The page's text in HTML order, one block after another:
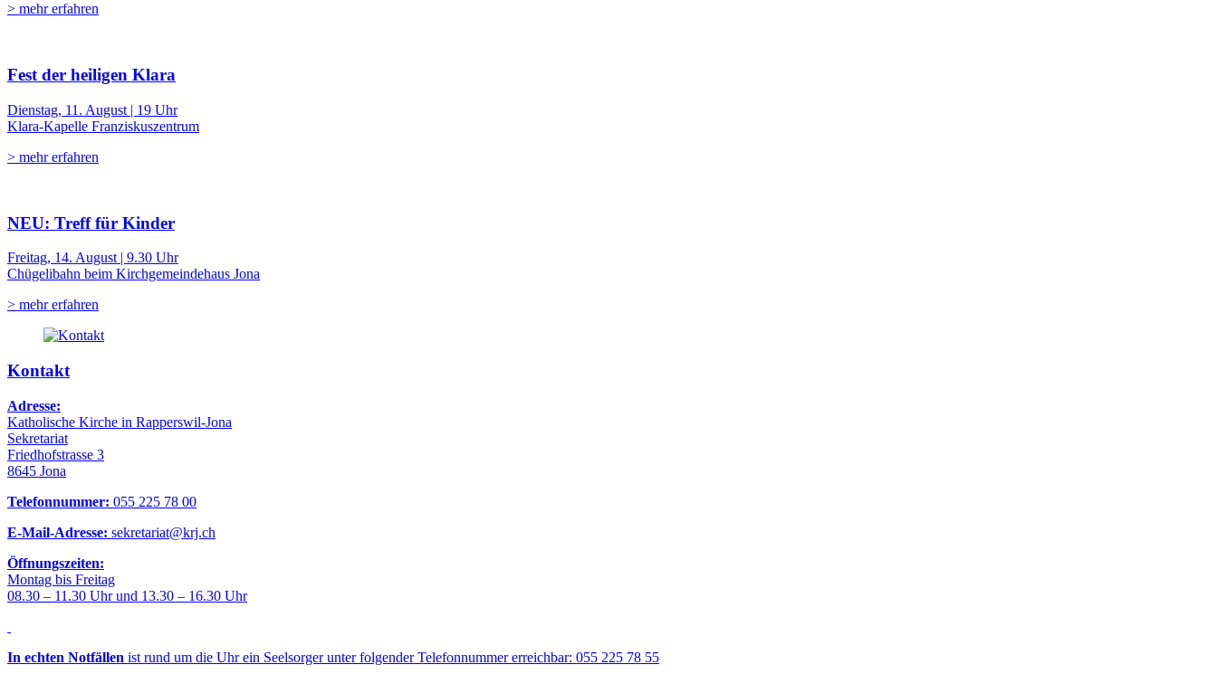
> mehr erfahren
Fest der heiligen Klara
Dienstag, 11. August | 19 Uhr
Klara-Kapelle Franziskuszentrum
> mehr erfahren
NEU: Treff für Kinder
Freitag, 14. August | 9.30 Uhr
Chügelibahn beim Kirchgemeindehaus Jona
> mehr erfahren
Kontakt
Adresse:
Katholische Kirche in Rapperswil-Jona
Sekretariat
Friedhofstrasse 3
8645 Jona
Telefonnummer: 055 225 78 00
E-Mail-Adresse: sekretariat@krj.ch
Öffnungszeiten:
Montag bis Freitag
08.30 – 11.30 Uhr und 13.30 – 16.30 Uhr
In echten Notfällen ist rund um die Uhr ein Seelsorger unter folgender Telefonnummer erreichbar: 055 225 78 55